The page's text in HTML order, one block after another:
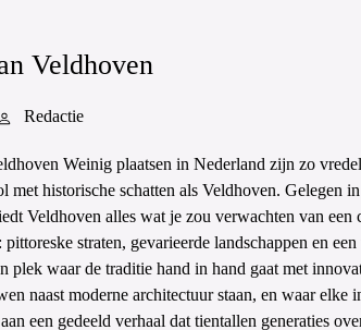
Veldhoven
Redactie
Weinig plaatsen in Nederland zijn zo
met historische schatten als Veldhoven. Gelegen
Veldhoven alles wat je zou verwachten van een
pittoreske straten, gevarieerde landschappen en
plek waar de traditie hand in hand gaat met
naast moderne architectuur staan, en waar elke
een gedeeld verhaal dat tientallen generaties